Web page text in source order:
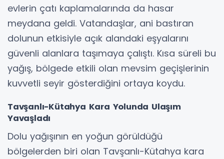
evlerin çatı kaplamalarında da hasar
meydana geldi. Vatandaşlar, ani bastıran
dolunun etkisiyle açık alandaki eşyalarını
güvenli alanlara taşımaya çalıştı. Kısa süreli bu
yağış, bölgede etkili olan mevsim geçişlerinin
kuvvetli seyir gösterdiğini ortaya koydu.
Tavşanlı-Kütahya Kara Yolunda Ulaşım
Yavaşladı
Dolu yağışının en yoğun görüldüğü
bölgelerden biri olan Tavşanlı-Kütahya kara